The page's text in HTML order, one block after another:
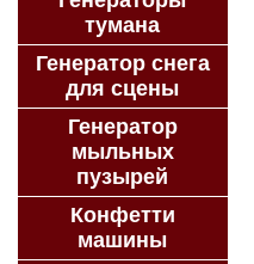
тумана
Генератор снега
для сцены
Генератор
мыльных
пузырей
Конфетти
машины